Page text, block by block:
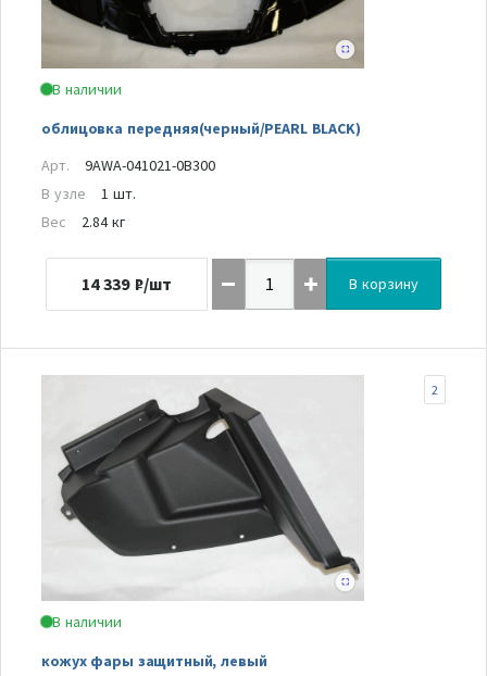
В наличии
облицовка передняя(черный/PEARL BLACK)
Арт.
9AWA-041021-0B300
В узле
1 шт.
Вес
2.84 кг
14 339 ₽/шт В корзину
В наличии
кожух фары защитный, левый
2